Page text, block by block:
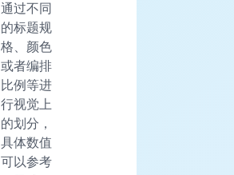
通过不同
的标题规
格、颜色
或者编排
比例等进
行视觉上
的划分，
具体数值
可以参考